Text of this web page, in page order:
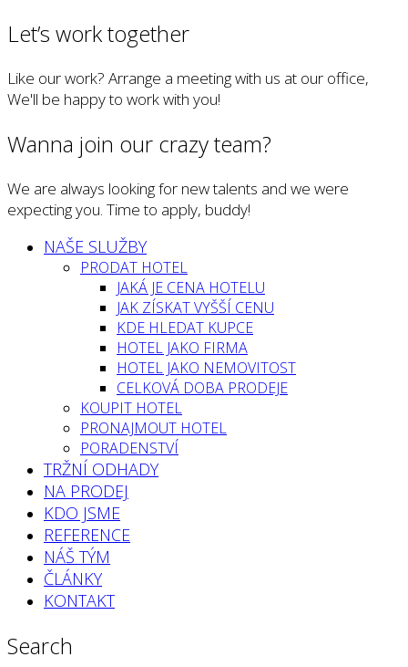
Let’s work together
Like our work? Arrange a meeting with us at our office,
We'll be happy to work with you!
Wanna join our crazy team?
We are always looking for new talents and we were
expecting you. Time to apply, buddy!
NAŠE SLUŽBY
PRODAT HOTEL
JAKÁ JE CENA HOTELU
JAK ZÍSKAT VYŠŠÍ CENU
KDE HLEDAT KUPCE
HOTEL JAKO FIRMA
HOTEL JAKO NEMOVITOST
CELKOVÁ DOBA PRODEJE
KOUPIT HOTEL
PRONAJMOUT HOTEL
PORADENSTVÍ
TRŽNÍ ODHADY
NA PRODEJ
KDO JSME
REFERENCE
NÁŠ TÝM
ČLÁNKY
KONTAKT
Search